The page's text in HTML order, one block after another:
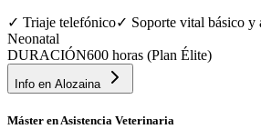
✓ Triaje telefónico✓ Soporte vital básico y
Neonatal
DURACIÓN600 horas (Plan Élite)
Info en Alozaina
Máster en Asistencia Veterinaria